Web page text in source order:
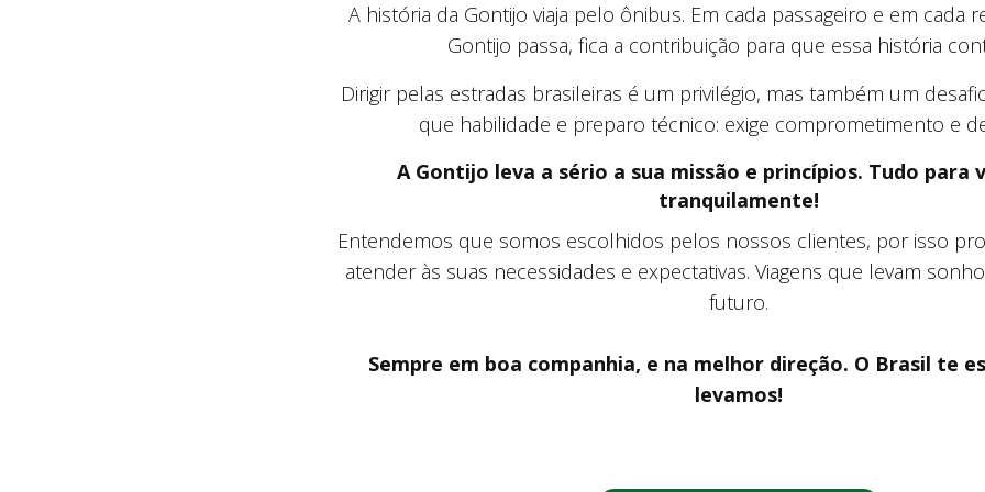
A história da Gontijo viaja pelo ônibus. Em cada passageiro e em cada
Gontijo passa, fica a contribuição para que essa história
Dirigir pelas estradas brasileiras é um privilégio, mas também um
que habilidade e preparo técnico: exige comprometimento e
A Gontijo leva a sério a sua missão e princípios. Tudo para
tranquilamente!
Entendemos que somos escolhidos pelos nossos clientes, por isso
atender às suas necessidades e expectativas. Viagens que levam
futuro.
Sempre em boa companhia, e na melhor direção. O Brasil te
levamos!